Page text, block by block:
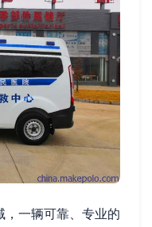
一辆可靠、专业的